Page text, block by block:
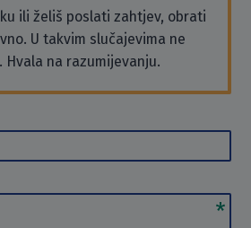
ili želiš poslati zahtjev, obrati
U takvim slučajevima ne
. Hvala na razumijevanju.